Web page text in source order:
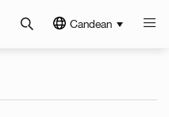
Candean